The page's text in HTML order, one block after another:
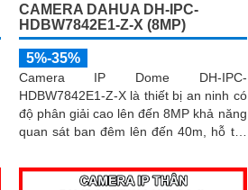
CAMERA DAHUA DH-IPC-
HDBW7842E1-Z-X (8MP)
5%-35%
Camera IP Dome DH-IPC-
HDBW7842E1-Z-X là thiết bị an ninh có
độ phân giải cao lên đến 8MP khả năng
quan sát ban đêm lên đến 40m, hỗ trợ
chiều, camera mang đến trải nghiệm
giám sát toàn diện. Đặc biệt, các tính